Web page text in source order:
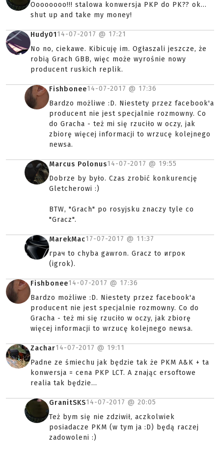
Oooooooo!!! stalowa konwersja PKP do PK?? ok...
shut up and take my money!
Hudy0114-07-2017 @ 17:21
No no, ciekawe. Kibicuję im. Ogłaszali jeszcze, że
robią Grach GBB, więc może wyrośnie nowy
producent ruskich replik.
Fishbonee14-07-2017 @ 17:36
Bardzo możliwe :D. Niestety przez facebook'a
producent nie jest specjalnie rozmowny. Co
do Gracha - też mi się rzuciło w oczy, jak
zbiorę więcej informacji to wrzucę kolejnego
newsa.
Marcus Polonus14-07-2017 @ 19:55
Dobrze by było. Czas zrobić konkurencję
Gletcherowi :)
BTW, "Grach" po rosyjsku znaczy tyle co
"Gracz".
MarekMac17-07-2017 @ 11:37
грач to chyba gawron. Gracz to игрок
(igrok).
Fishbonee14-07-2017 @ 17:36
Bardzo możliwe :D. Niestety przez facebook'a
producent nie jest specjalnie rozmowny. Co do
Gracha - też mi się rzuciło w oczy, jak zbiorę
więcej informacji to wrzucę kolejnego newsa.
Zachar14-07-2017 @ 19:11
Padne ze śmiechu jak będzie tak że PKM A&K + ta
konwersja = cena PKP LCT. A znając ersoftowe
realia tak będzie...
GranitSKS14-07-2017 @ 20:05
Też bym się nie zdziwił, aczkolwiek
posiadacze PKM (w tym ja :D) będą raczej
zadowoleni :)